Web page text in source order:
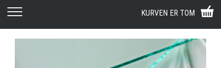
KURVEN ER TOM